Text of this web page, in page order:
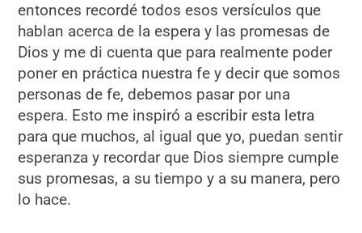
entonces recordé todos esos versículos que
hablan acerca de la espera y las promesas de
Dios y me di cuenta que para realmente poder
poner en práctica nuestra fe y decir que somos
personas de fe, debemos pasar por una
espera. Esto me inspiró a escribir esta letra
para que muchos, al igual que yo, puedan sentir
esperanza y recordar que Dios siempre cumple
sus promesas, a su tiempo y a su manera, pero
lo hace.